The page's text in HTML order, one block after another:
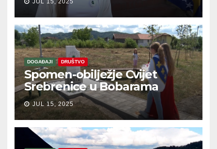
JUL 15, 2025
DOGAĐAJI DRUŠTVO
Spomen-obilježje Cvijet
Srebrenice u Bobarama
JUL 15, 2025